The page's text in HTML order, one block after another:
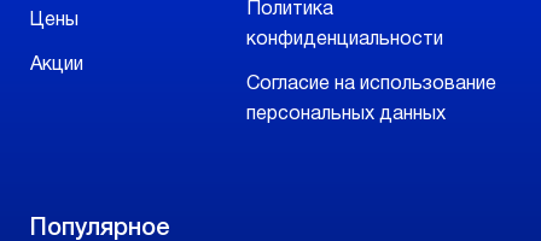
Цены
Акции
Политика
конфиденциальности
Согласие на использование
персональных данных
Популярное